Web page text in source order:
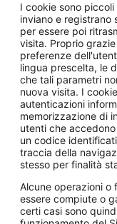
I cookie sono
inviano e registrano
per essere poi
visita. Proprio
preferenze
lingua prescelta, le
che tali parametri
nuova visita. I
autenticazioni
memorizzazione di
utenti che
un codice
traccia della
stesso per finalità
Alcune operazioni o
essere compiute o
certi casi sono